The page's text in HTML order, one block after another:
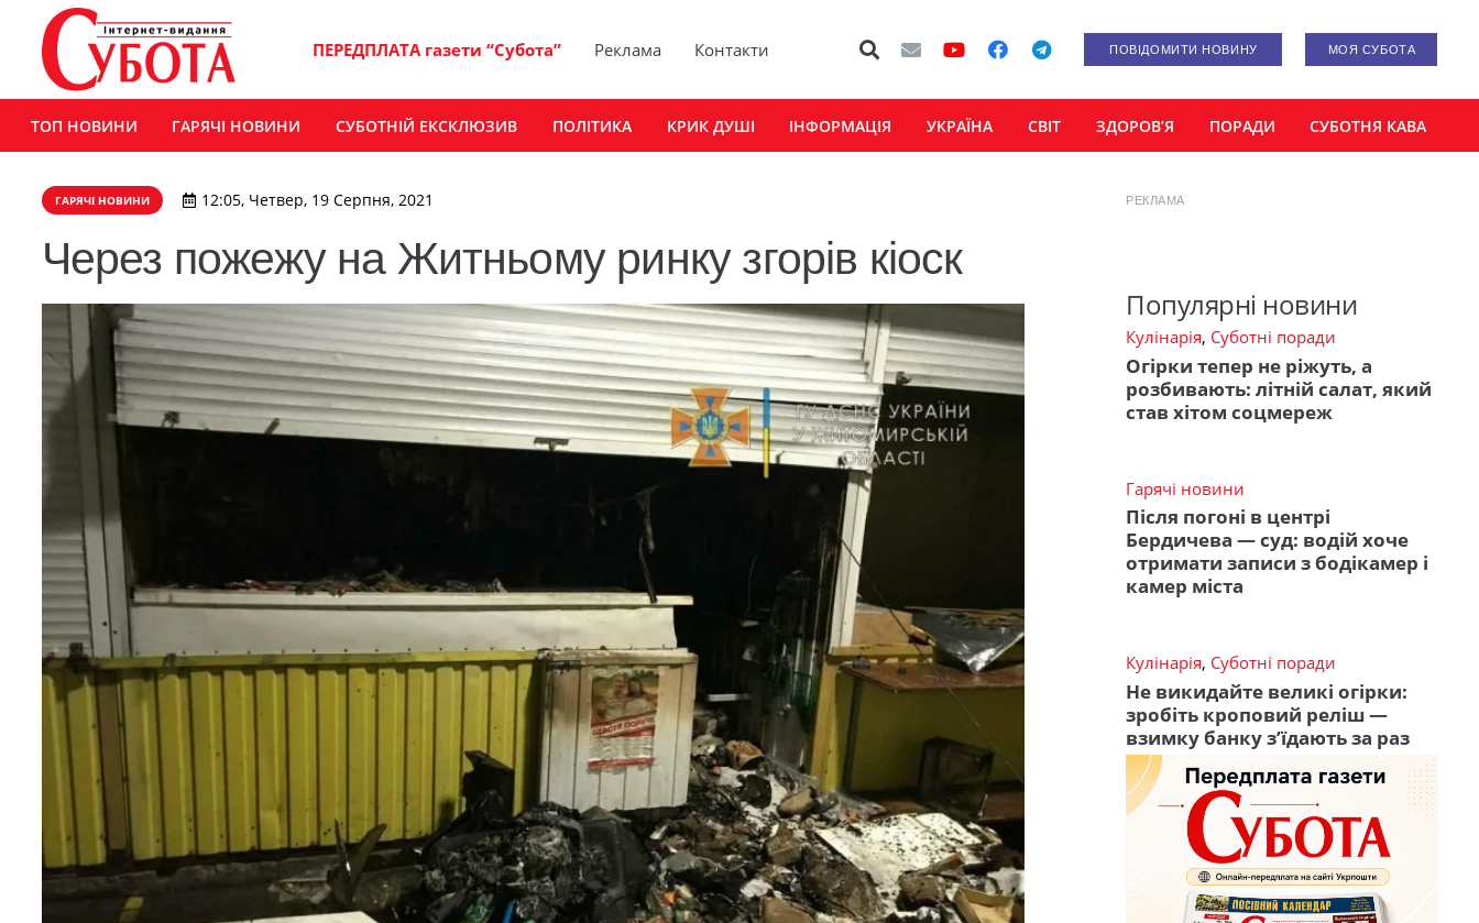
ПЕРЕДПЛАТА газети “Субота” Реклама Контакти ПОВІДОМИТИ НОВИНУ МОЯ СУБОТА
ТОП НОВИНИ ГАРЯЧІ НОВИНИ СУБОТНІЙ ЕКСКЛЮЗИВ ПОЛІТИКА КРИК ДУШІ ІНФОРМАЦІЯ УКРАЇНА СВІТ ЗДОРОВ’Я ПОРАДИ СУБОТНЯ КАВА
ГАРЯЧІ НОВИНИ 12:05, Четвер, 19 Серпня, 2021
Через пожежу на Житньому ринку згорів кіоск
РЕКЛАМА
Популярні новини
Кулінарія, Суботні поради
Огірки тепер не ріжуть, а
розбивають: літній салат, який
став хітом соцмереж
Гарячі новини
Після погоні в центрі
Бердичева — суд: водій хоче
отримати записи з бодікамер і
камер міста
Кулінарія, Суботні поради
Не викидайте великі огірки:
зробіть кроповий реліш —
взимку банку з’їдають за раз